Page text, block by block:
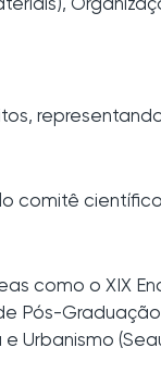
comitê
como o XIX
Pós-
Urbanismo